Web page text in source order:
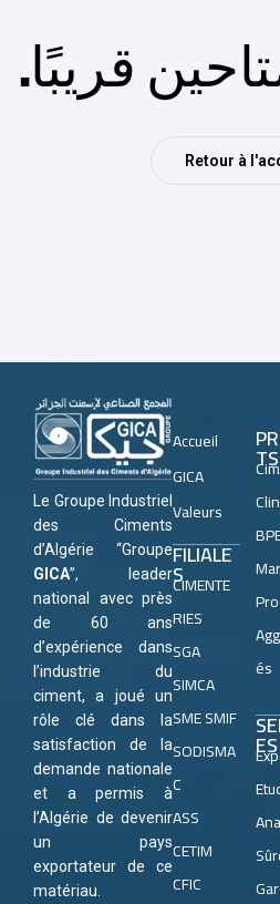
قريبًا
Retour à
Le Groupe Industriel
des Ciments
d’Algérie “Groupe
GICA”, leader
national avec près
de 60 ans
d’expérience dans
l’industrie du
ciment, a joué un
rôle clé dans la
satisfaction de la
demande nationale
et a permis à
l’Algérie de devenir
un pays
exportateur de ce
matériau.
Accueil
GICA
Valeurs
FILIALE
S
CIMENTE
RIES
SGA
SIMCA
SME SMIF
SODISMA
C
ASS
CETIM
CFIC
TS
és
ES